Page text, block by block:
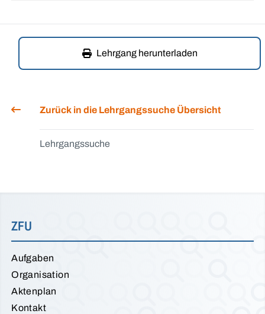
Lehrgang herunterladen
Zurück in die Lehrgangssuche Übersicht
Lehrgangssuche
ZFU
Aufgaben
Organisation
Aktenplan
Kontakt